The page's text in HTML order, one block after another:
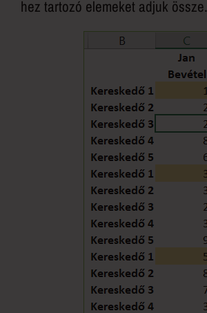
hez tartozó elemeket adjuk össze.